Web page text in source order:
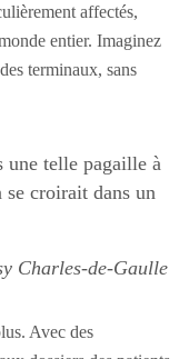
affectés,
entier. Imaginez
terminaux, sans
une telle pagaille à
croirait dans un
Charles-de-Gaulle
Avec des